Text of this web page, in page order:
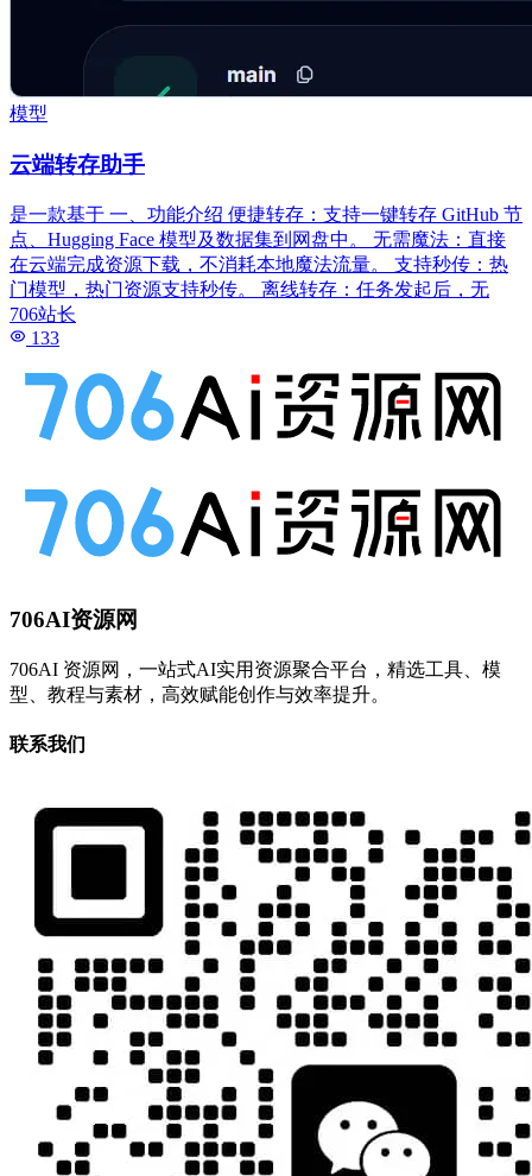
模型
云端转存助手
是一款基于 一、功能介绍 便捷转存：支持一键转存 GitHub 节
点、Hugging Face 模型及数据集到网盘中。 无需魔法：直接
在云端完成资源下载，不消耗本地魔法流量。 支持秒传：热
门模型，热门资源支持秒传。 离线转存：任务发起后，无
706站长
133
706AI资源网
706AI 资源网，一站式AI实用资源聚合平台，精选工具、模
型、教程与素材，高效赋能创作与效率提升。
联系我们